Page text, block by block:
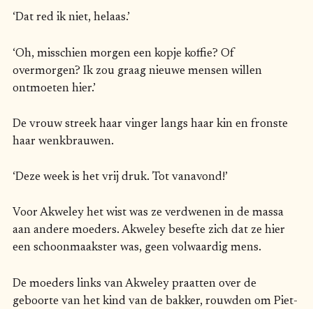
‘Dat red ik niet, helaas.’
‘Oh, misschien morgen een kopje koffie? Of
overmorgen? Ik zou graag nieuwe mensen willen
ontmoeten hier.’
De vrouw streek haar vinger langs haar kin en fronste
haar wenkbrauwen.
‘Deze week is het vrij druk. Tot vanavond!’
Voor Akweley het wist was ze verdwenen in de massa
aan andere moeders. Akweley besefte zich dat ze hier
een schoonmaakster was, geen volwaardig mens.
De moeders links van Akweley praatten over de
geboorte van het kind van de bakker, rouwden om Piet-